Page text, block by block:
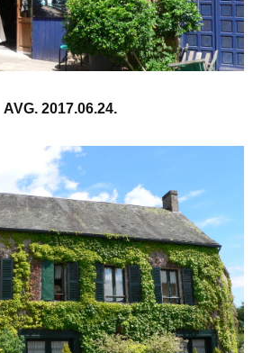
AVG. 2017.06.24.